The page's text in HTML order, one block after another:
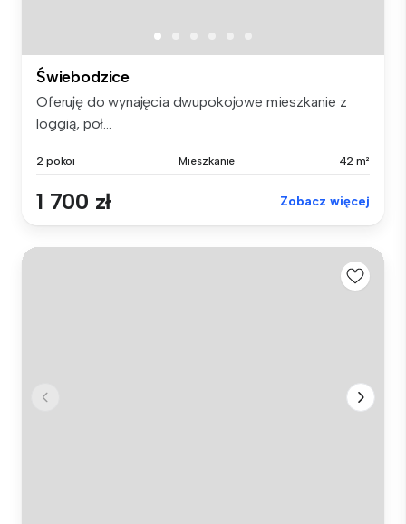
Świebodzice
Oferuję do wynajęcia dwupokojowe mieszkanie z
loggią, poł...
2 pokoi Mieszkanie 42 m²
1 700 zł Zobacz więcej